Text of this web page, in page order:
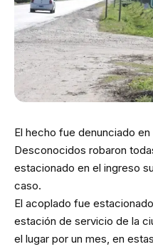
El hecho fue denunciado en
Desconocidos robaron
estacionado en el ingreso
caso.
El acoplado fue
estación de servicio de la
el lugar por un mes, en